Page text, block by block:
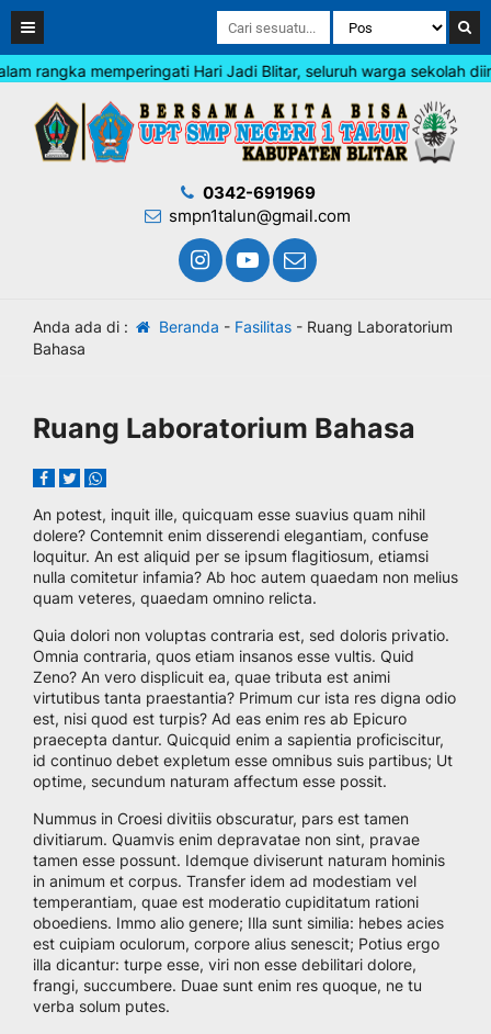
rangka memperingati Hari Jadi Blitar, seluruh warga sekolah
0342-691969
smpn1talun@gmail.com
Anda ada di : Beranda - Fasilitas- Ruang Laboratorium
Bahasa
Ruang Laboratorium Bahasa
An potest, inquit ille, quicquam esse suavius quam nihil
dolere? Contemnit enim disserendi elegantiam, confuse
loquitur. An est aliquid per se ipsum flagitiosum, etiamsi
nulla comitetur infamia? Ab hoc autem quaedam non melius
quam veteres, quaedam omnino relicta.
Quia dolori non voluptas contraria est, sed doloris privatio.
Omnia contraria, quos etiam insanos esse vultis. Quid
Zeno? An vero displicuit ea, quae tributa est animi
virtutibus tanta praestantia? Primum cur ista res digna odio
est, nisi quod est turpis? Ad eas enim res ab Epicuro
praecepta dantur. Quicquid enim a sapientia proficiscitur,
id continuo debet expletum esse omnibus suis partibus; Ut
optime, secundum naturam affectum esse possit.
Nummus in Croesi divitiis obscuratur, pars est tamen
divitiarum. Quamvis enim depravatae non sint, pravae
tamen esse possunt. Idemque diviserunt naturam hominis
in animum et corpus. Transfer idem ad modestiam vel
temperantiam, quae est moderatio cupiditatum rationi
oboediens. Immo alio genere; Illa sunt similia: hebes acies
est cuipiam oculorum, corpore alius senescit; Potius ergo
illa dicantur: turpe esse, viri non esse debilitari dolore,
frangi, succumbere. Duae sunt enim res quoque, ne tu
verba solum putes.